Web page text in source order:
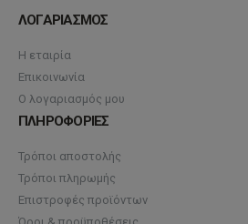
ΛΟΓΑΡΙΑΣΜΟΣ
Η εταιρία
Επικοινωνία
Ο λογαριασμός μου
ΠΛΗΡΟΦΟΡΙΕΣ
Τρόποι αποστολής
Τρόποι πληρωμής
Επιστροφές προϊόντων